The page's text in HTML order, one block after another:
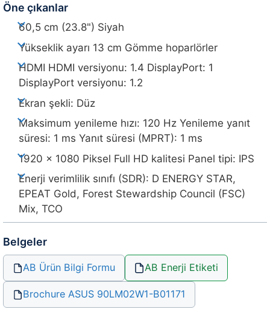
Öne çıkanlar
60,5 cm (23.8") Siyah
Yükseklik ayarı 13 cm Gömme hoparlörler
HDMI HDMI versiyonu: 1.4 DisplayPort: 1
DisplayPort versiyonu: 1.2
Ekran şekli: Düz
Maksimum yenileme hızı: 120 Hz Yenileme yanıt
süresi: 1 ms Yanıt süresi (MPRT): 1 ms
1920 x 1080 Piksel Full HD kalitesi Panel tipi: IPS
Enerji verimlilik sınıfı (SDR): D ENERGY STAR,
EPEAT Gold, Forest Stewardship Council (FSC)
Mix, TCO
Belgeler
AB Ürün Bilgi Formu AB Enerji Etiketi
Brochure ASUS 90LM02W1-B01171